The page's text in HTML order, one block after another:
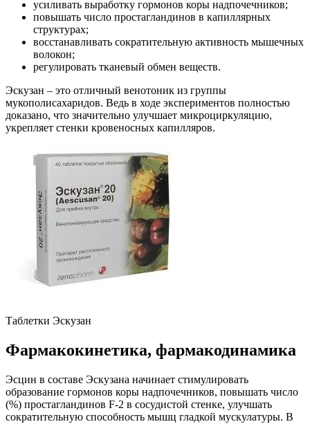
усиливать выработку гормонов коры надпочечников;
повышать число простагландинов в капиллярных
структурах;
восстанавливать сократительную активность мышечных
волокон;
регулировать тканевый обмен веществ.
Эскузан – это отличный венотоник из группы
мукополисахаридов. Ведь в ходе экспериментов полностью
доказано, что значительно улучшает микроциркуляцию,
укрепляет стенки кровеносных капилляров.
Таблетки Эскузан
Фармакокинетика, фармакодинамика
Эсцин в составе Эскузана начинает стимулировать
образование гормонов коры надпочечников, повышать число
(%) простагландинов F-2 в сосудистой стенке, улучшать
сократительную способность мышц гладкой мускулатуры. В